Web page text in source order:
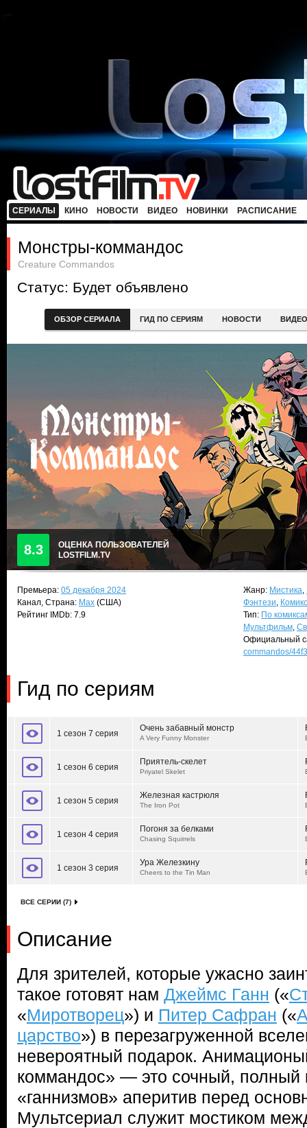
СЕРИАЛЫ КИНО НОВОСТИ ВИДЕО НОВИНКИ РАСПИСАНИЕ
Монстры-коммандос
Creature Commandos
Статус: Будет объявлено
ОБЗОР СЕРИАЛА ГИД ПО СЕРИЯМ НОВОСТИ ВИДЕО
8.3
ОЦЕНКА ПОЛЬЗОВАТЕЛЕЙ
LOSTFILM.TV
Премьера: 05 декабря 2024
Канал, Страна: Max (США)
Рейтинг IMDb: 7.9
Жанр: Мистика,
Фэнтези,
Тип: По
Мультфильм,
Официальный
commandos/
Гид по сериям
1 сезон 7 серия
Очень забавный монстр
A Very Funny Monster
1 сезон 6 серия
Приятель-скелет
Priyatel Skelet
1 сезон 5 серия
Железная кастрюля
The Iron Pot
1 сезон 4 серия
Погоня за белками
Chasing Squirrels
1 сезон 3 серия
Ура Железкину
Cheers to the Tin Man
ВСЕ СЕРИИ (7)
Описание
Для зрителей, которые ужасно
такое готовят нам Джеймс Ганн («
«Миротворец») и Питер Сафран («
царство») в перезагруженной
невероятный подарок.
коммандос» — это сочный, полный
«ганнизмов» аперитив перед
Мультсериал служит мостиком